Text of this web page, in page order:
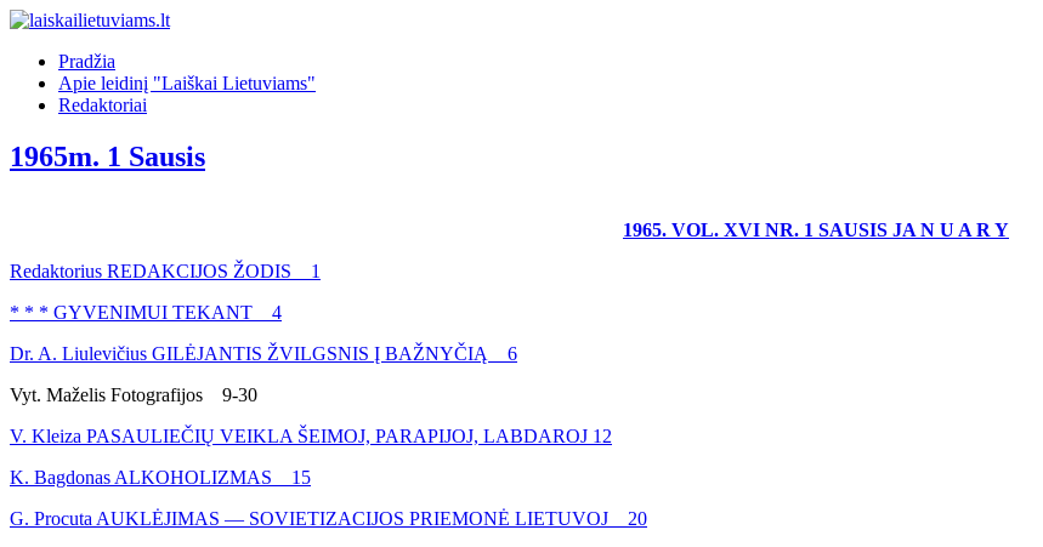
Pradžia
Apie leidinį "Laiškai Lietuviams"
Redaktoriai
1965m. 1 Sausis
1965. VOL. XVI NR. 1 SAUSIS JA N U A R Y
Redaktorius REDAKCIJOS ŽODIS 1
* * * GYVENIMUI TEKANT 4
Dr. A. Liulevičius GILĖJANTIS ŽVILGSNIS Į BAŽNYČIĄ 6
Vyt. Maželis Fotografijos 9-30
V. Kleiza PASAULIEČIŲ VEIKLA ŠEIMOJ, PARAPIJOJ, LABDAROJ 12
K. Bagdonas ALKOHOLIZMAS 15
G. Procuta AUKLĖJIMAS — SOVIETIZACIJOS PRIEMONĖ LIETUVOJ 20